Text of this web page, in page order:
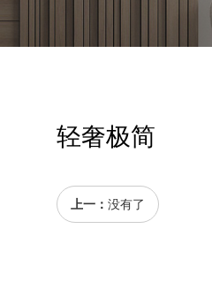
轻奢极简
上一： 没有了